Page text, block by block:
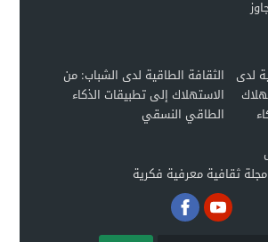
الثقافة الطاقية لدى الشباب: من
الاستهلاك إلى تطبيقات الذكاء
الطاقي النسقي
مجلة ثقافية معرفية فكرية